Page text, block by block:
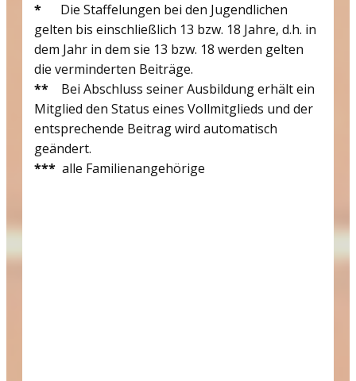
* Die Staffelungen bei den Jugendlichen
gelten bis einschließlich 13 bzw. 18 Jahre, d.h. in
dem Jahr in dem sie 13 bzw. 18 werden gelten
die verminderten Beiträge.
**
Bei Abschluss seiner Ausbildung erhält ein
Mitglied den Status eines Vollmitglieds und der
entsprechende Beitrag wird automatisch
geändert.
*** alle Familienangehörige